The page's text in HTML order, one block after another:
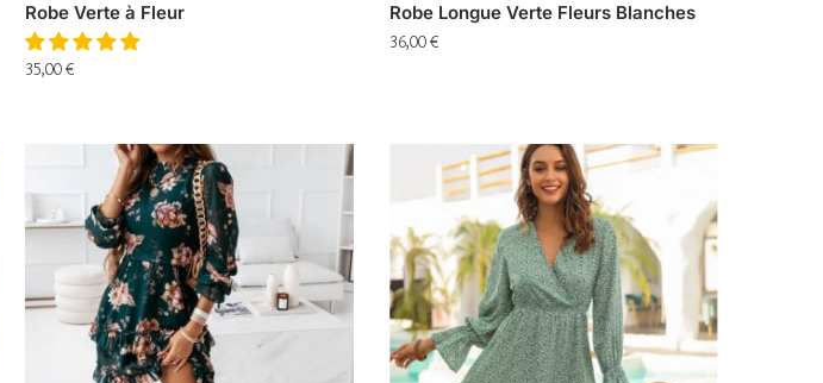
Robe Verte à Fleur
35,00€
Robe Longue Verte Fleurs Blanches
36,00€